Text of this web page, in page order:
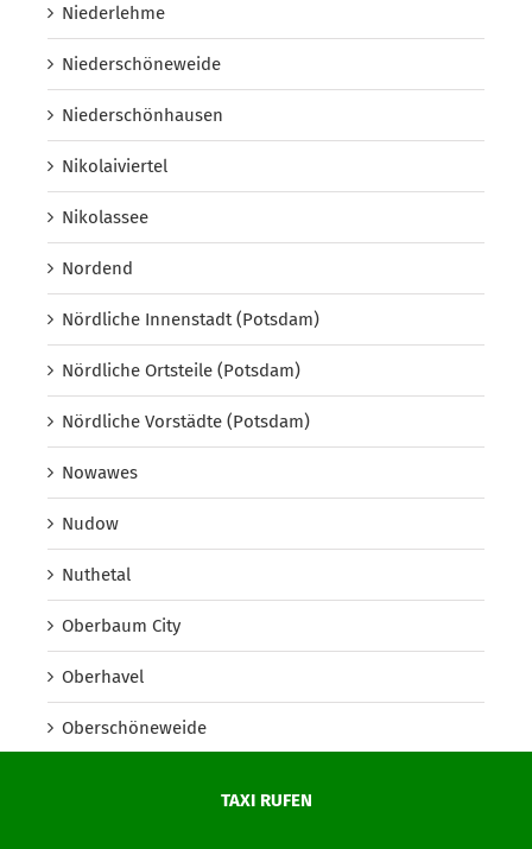
TAXI RUFEN
Niederlehme
Niederschöneweide
Niederschönhausen
Nikolaiviertel
Nikolassee
Nordend
Nördliche Innenstadt (Potsdam)
Nördliche Ortsteile (Potsdam)
Nördliche Vorstädte (Potsdam)
Nowawes
Nudow
Nuthetal
Oberbaum City
Oberhavel
Oberschöneweide